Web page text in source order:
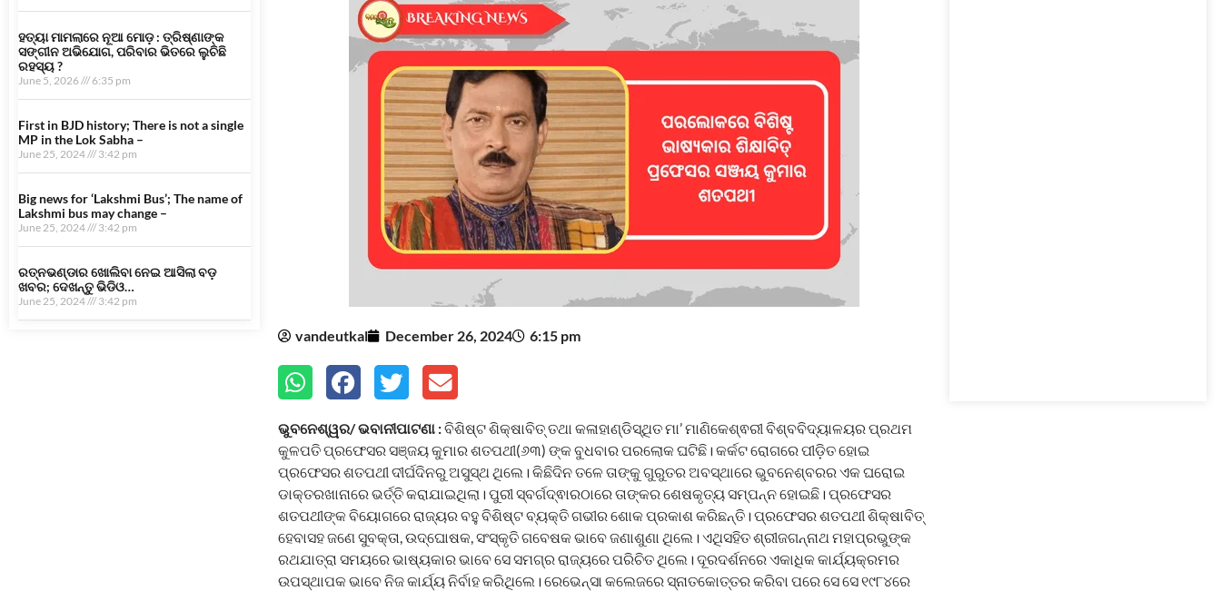
ହତ୍ୟା ମାମଲାରେ ନୂଆ ମୋଡ଼ : ତ୍ରିଷ୍ଣାଙ୍କ
ସଙ୍ଗୀନ ଅଭିଯୋଗ, ପରିବାର ଭିତରେ ଲୁଚିଛି
ରହସ୍ୟ ?
June 5, 2026 6:35 pm
First in BJD history; There is not a single
MP in the Lok Sabha –
June 25, 2024 3:42 pm
Big news for ‘Lakshmi Bus’; The name of
Lakshmi bus may change –
June 25, 2024 3:42 pm
ରତ୍ନଭଣ୍ଡାର ଖୋଲିବା ନେଇ ଆସିଲା ବଡ଼
ଖବର; ଦେଖନ୍ତୁ ଭିଡିଓ…
June 25, 2024 3:42 pm
vandeutkal December 26, 2024 6:15 pm
ଭୁବନେଶ୍ୱର/ ଭବାନୀପାଟଣା :ବିଶିଷ୍ଟ ଶିକ୍ଷାବିତ୍ ତଥା କଳାହାଣ୍ଡିସ୍ଥିତ ମା’ ମାଣିକେଶ୍ଵରୀ ବିଶ୍ବବିଦ୍ୟାଳୟର ପ୍ରଥମ
କୁଳପତି ପ୍ରଫେସର ସଞ୍ଜୟ କୁମାର ଶତପଥୀ(୬୩) ଙ୍କ ବୁଧବାର ପରଲୋକ ଘଟିଛି। କର୍କଟ ରୋଗରେ ପୀଡ଼ିତ ହୋଇ
ପ୍ରଫେସର ଶତପ‌ଥୀ ଦୀର୍ଘଦିନରୁ ଅସୁସ୍ଥ ଥିଲେ। କିଛିଦିନ ତଳେ ତାଙ୍କୁ ଗୁରୁତର ଅବସ୍ଥାରେ ଭୁବନେଶ୍ବରର ଏକ ଘରୋଇ
ଡାକ୍ତରଖାନାରେ ଭର୍ତ୍ତି କରାଯାଇଥିଲା। ପୁରୀ ସ୍ବର୍ଗଦ୍ଵାରଠାରେ ତାଙ୍କର ଶେଷକୃତ୍ୟ ସମ୍ପନ୍ନ ହୋଇଛି। ପ୍ରଫେସର
ଶତପଥୀଙ୍କ ବିୟୋଗରେ ରାଜ୍ୟର ବହୁ ବିଶିଷ୍ଟ ବ୍ୟକ୍ତି ଗଭୀର ଶୋକ ପ୍ରକାଶ କରିଛନ୍ତି। ପ୍ରଫେସର ଶତପଥୀ ଶିକ୍ଷାବିତ୍
ହେବାସହ ଜଣେ ସୁବକ୍ତା, ଉଦ୍‌ଘୋଷକ, ସଂସ୍କୃତି ଗବେଷକ ଭାବେ ଜଣାଶୁଣା ଥିଲେ। ଏଥିସହିତ ଶ୍ରୀଜଗନ୍ନାଥ ମହାପ୍ରଭୁଙ୍କ
ରଥଯାତ୍ରା ସମୟରେ ଭାଷ୍ୟକାର ଭାବେ ସେ ସମଗ୍ର ରାଜ୍ୟରେ ପରିଚିତ ଥିଲେ। ଦୂରଦର୍ଶନରେ ଏକାଧିକ କାର୍ଯ୍ୟକ୍ରମର
ଉପସ୍ଥାପକ ଭାବେ ନିଜ କାର୍ଯ୍ୟ ନିର୍ବାହ କରିଥିଲେ। ରେଭେନ୍ସା କଲେଜରେ ସ୍ନାତକୋତ୍ତର କରିବା ପରେ ସେ ସେ ୧୯୮୪ରେ